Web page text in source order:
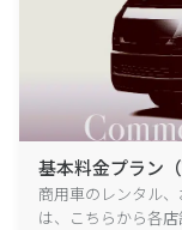
基本料金プラン（
商用車のレンタル
は、こちらから各店